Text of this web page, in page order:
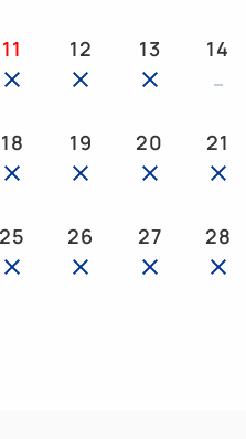
11 12 13 14
18 19 20 21
25 26 27 28